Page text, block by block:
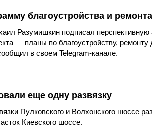
благоустройства и
Разумишкин подписал
— планы по благоустройству, ремонту
в своем Telegram-канале.
еще одну развязку
Пулковского и Волхонского шоссе
Киевского шоссе.